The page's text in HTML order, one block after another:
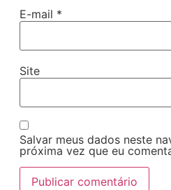
E-mail *
Site
Salvar meus dados neste
próxima vez que eu